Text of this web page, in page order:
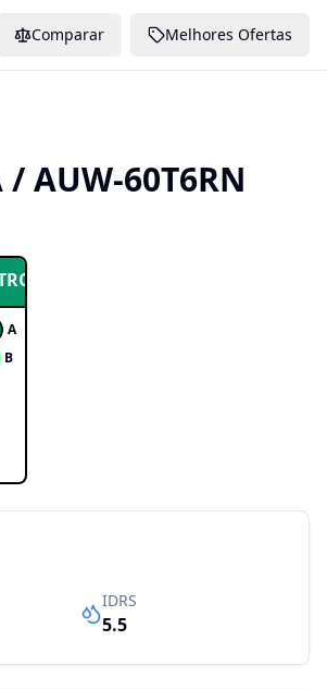
Comparar Melhores Ofertas
/ AUW-60T6RN
A
B
IDRS
5.5